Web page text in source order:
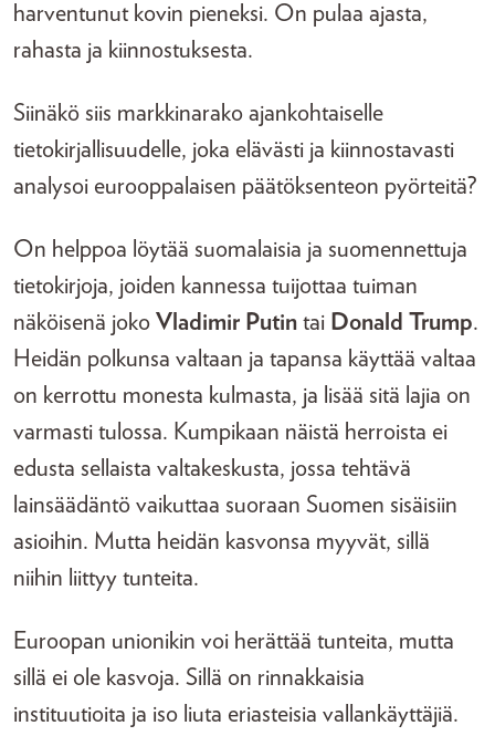
harventunut kovin pieneksi. On pulaa ajasta,
rahasta ja kiinnostuksesta.
Siinäkö siis markkinarako ajankohtaiselle
tietokirjallisuudelle, joka elävästi ja kiinnostavasti
analysoi eurooppalaisen päätöksenteon pyörteitä?
On helppoa löytää suomalaisia ja suomennettuja
tietokirjoja, joiden kannessa tuijottaa tuiman
näköisenä joko Vladimir Putin tai Donald Trump.
Heidän polkunsa valtaan ja tapansa käyttää valtaa
on kerrottu monesta kulmasta, ja lisää sitä lajia on
varmasti tulossa. Kumpikaan näistä herroista ei
edusta sellaista valtakeskusta, jossa tehtävä
lainsäädäntö vaikuttaa suoraan Suomen sisäisiin
asioihin. Mutta heidän kasvonsa myyvät, sillä
niihin liittyy tunteita.
Euroopan unionikin voi herättää tunteita, mutta
sillä ei ole kasvoja. Sillä on rinnakkaisia
instituutioita ja iso liuta eriasteisia vallankäyttäjiä.